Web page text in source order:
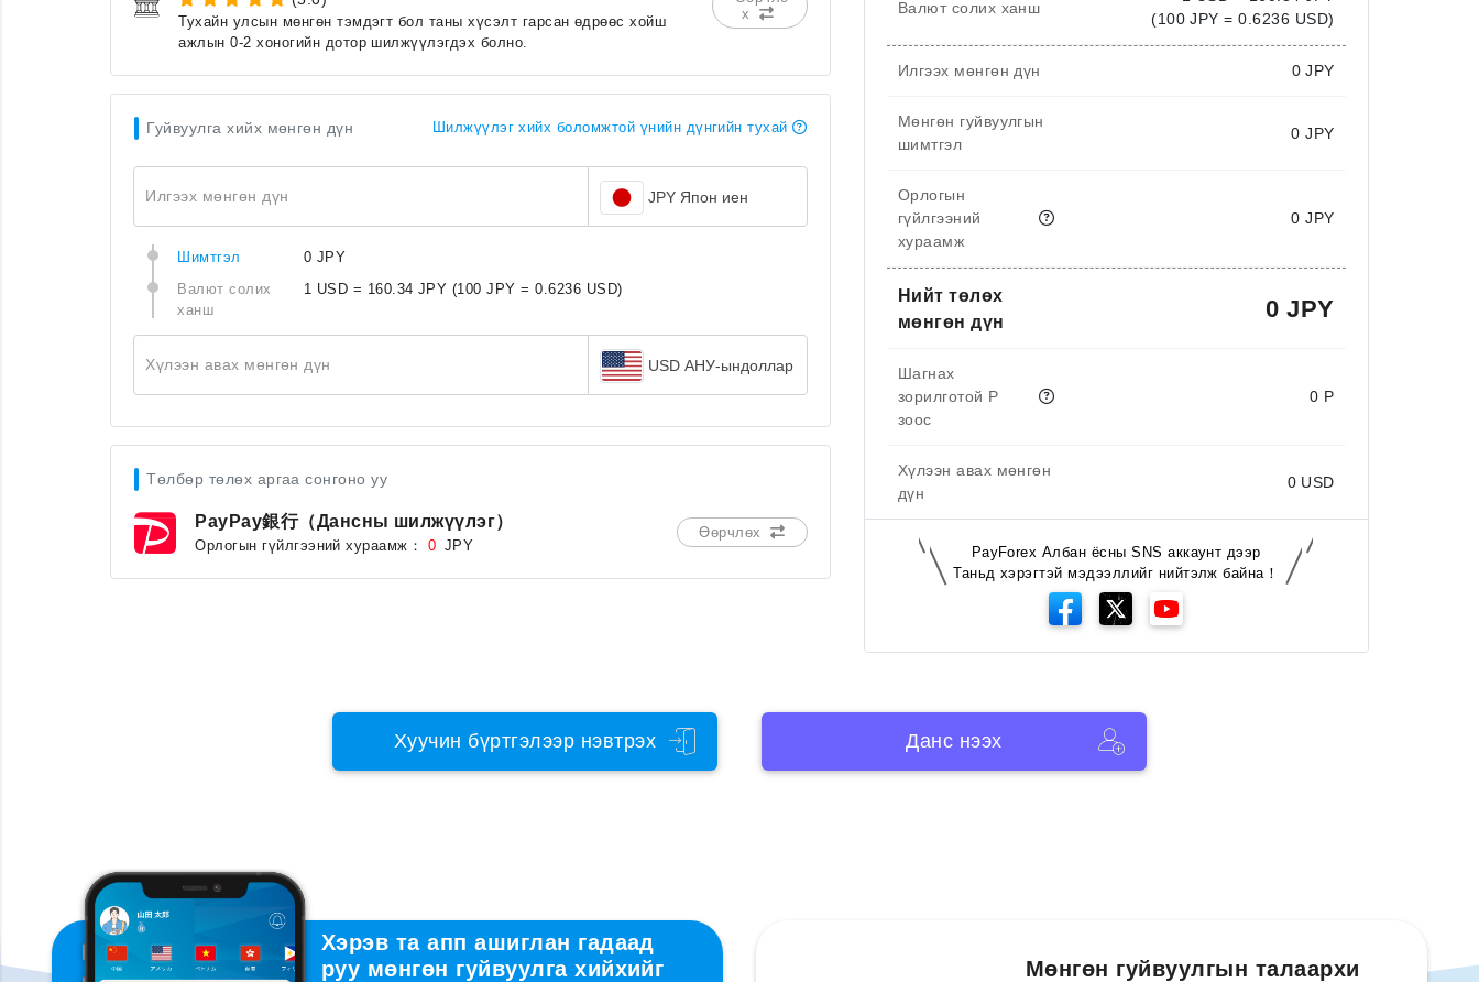
Тухайн улсын мөнгөн тэмдэгт бол таны хүсэлт гарсан өдрөөс хойш
ажлын 0-2 хоногийн дотор шилжүүлэгдэх болно.
х
Гуйвуулга хийх мөнгөн дүн Шилжүүлэг хийх боломжтой үнийн дүнгийн тухай
Илгээх мөнгөн дүн JPY Япон иен
Шимтгэл
0 JPY
Валют солих
ханш
1 USD = 160.34 JPY (100 JPY = 0.6236 USD)
Хүлээн авах мөнгөн дүн USD АНУ-ындоллар
Төлбөр төлөх аргаа сонгоно уу
PayPay銀行（Дансны шилжүүлэг）
Орлогын гүйлгээний хураамж： 0 JPY
Өөрчлөх
Валют солих ханш
(100 JPY = 0.6236 USD)
Илгээх мөнгөн дүн 0 JPY
Мөнгөн гуйвуулгын
шимтгэл
0 JPY
Орлогын
гүйлгээний
хураамж
0 JPY
Нийт төлөх
мөнгөн дүн
0 JPY
Шагнах
зорилготой P
зоос
0 P
Хүлээн авах мөнгөн
дүн
0 USD
PayForex Албан ёсны SNS аккаунт дээр
Таньд хэрэгтэй мэдээллийг нийтэлж байна！
Хуучин бүртгэлээр нэвтрэх Данс нээх
Хэрэв та апп ашиглан гадаад
руу мөнгөн гуйвуулга хийхийг
Мөнгөн гуйвуулгын талаархи